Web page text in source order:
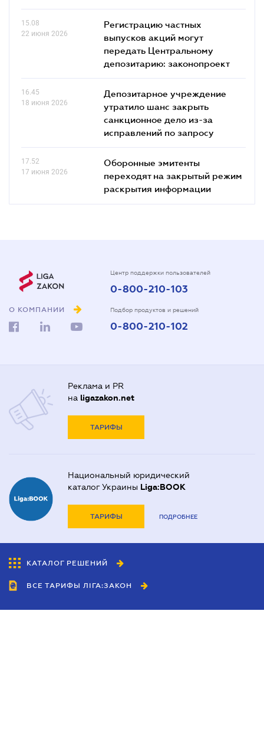
15.08
22 июня 2026
Регистрацию частных
выпусков акций могут
передать Центральному
депозитарию: законопроект
16.45
18 июня 2026
Депозитарное учреждение
утратило шанс закрыть
санкционное дело из-за
исправлений по запросу
17.52
17 июня 2026
Оборонные эмитенты
переходят на закрытый режим
раскрытия информации
О КОМПАНИИ
Центр поддержки пользователей
0-800-210-103
Подбор продуктов и решений
0-800-210-102
Реклама и PR
на ligazakon.net
ТАРИФЫ
Национальный юридический
каталог Украины Liga:BOOK
ТАРИФЫ ПОДРОБНЕЕ
КАТАЛОГ РЕШЕНИЙ
ВСЕ ТАРИФЫ ЛІГА:ЗАКОН